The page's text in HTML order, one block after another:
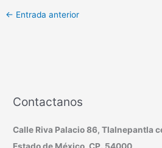
← Entrada anterior
Contactanos
Calle Riva Palacio 86, Tlalnepantla